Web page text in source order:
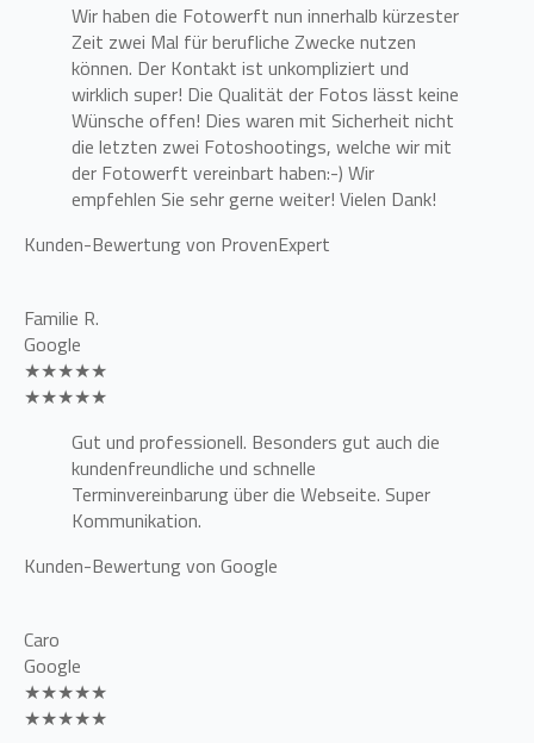
Wir haben die Fotowerft nun innerhalb kürzester
Zeit zwei Mal für berufliche Zwecke nutzen
können. Der Kontakt ist unkompliziert und
wirklich super! Die Qualität der Fotos lässt keine
Wünsche offen! Dies waren mit Sicherheit nicht
die letzten zwei Fotoshootings, welche wir mit
der Fotowerft vereinbart haben:-) Wir
empfehlen Sie sehr gerne weiter! Vielen Dank!
Kunden-Bewertung von ProvenExpert
Familie R.
Google
★★★★★
★★★★★
Gut und professionell. Besonders gut auch die
kundenfreundliche und schnelle
Terminvereinbarung über die Webseite. Super
Kommunikation.
Kunden-Bewertung von Google
Caro
Google
★★★★★
★★★★★